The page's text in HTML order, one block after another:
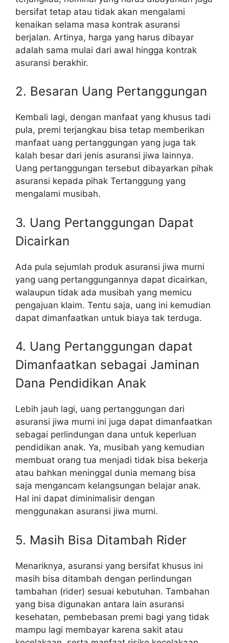
bersifat tetap atau tidak akan mengalami
kenaikan selama masa kontrak asuransi
berjalan. Artinya, harga yang harus dibayar
adalah sama mulai dari awal hingga kontrak
asuransi berakhir.
2. Besaran Uang Pertanggungan
Kembali lagi, dengan manfaat yang khusus tadi
pula, premi terjangkau bisa tetap memberikan
manfaat uang pertanggungan yang juga tak
kalah besar dari jenis asuransi jiwa lainnya.
Uang pertanggungan tersebut dibayarkan pihak
asuransi kepada pihak Tertanggung yang
mengalami musibah.
3. Uang Pertanggungan Dapat
Dicairkan
Ada pula sejumlah produk asuransi jiwa murni
yang uang pertanggungannya dapat dicairkan,
walaupun tidak ada musibah yang memicu
pengajuan klaim. Tentu saja, uang ini kemudian
dapat dimanfaatkan untuk biaya tak terduga.
4. Uang Pertanggungan dapat
Dimanfaatkan sebagai Jaminan
Dana Pendidikan Anak
Lebih jauh lagi, uang pertanggungan dari
asuransi jiwa murni ini juga dapat dimanfaatkan
sebagai perlindungan dana untuk keperluan
pendidikan anak. Ya, musibah yang kemudian
membuat orang tua menjadi tidak bisa bekerja
atau bahkan meninggal dunia memang bisa
saja mengancam kelangsungan belajar anak.
Hal ini dapat diminimalisir dengan
menggunakan asuransi jiwa murni.
5. Masih Bisa Ditambah Rider
Menariknya, asuransi yang bersifat khusus ini
masih bisa ditambah dengan perlindungan
tambahan (rider) sesuai kebutuhan. Tambahan
yang bisa digunakan antara lain asuransi
kesehatan, pembebasan premi bagi yang tidak
mampu lagi membayar karena sakit atau